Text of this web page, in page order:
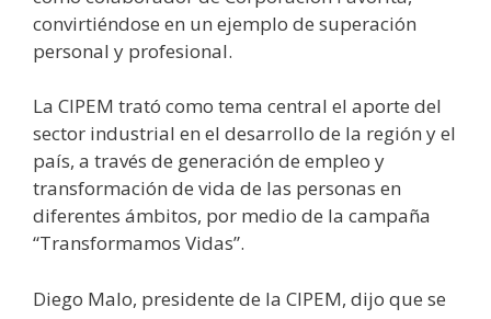
convirtiéndose en un ejemplo de superación
personal y profesional.
La CIPEM trató como tema central el aporte del
sector industrial en el desarrollo de la región y el
país, a través de generación de empleo y
transformación de vida de las personas en
diferentes ámbitos, por medio de la campaña
“Transformamos Vidas”.
Diego Malo, presidente de la CIPEM, dijo que se